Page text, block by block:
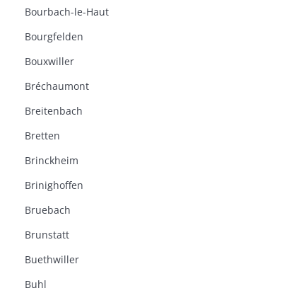
Bourbach-le-Haut
Bourgfelden
Bouxwiller
Bréchaumont
Breitenbach
Bretten
Brinckheim
Brinighoffen
Bruebach
Brunstatt
Buethwiller
Buhl